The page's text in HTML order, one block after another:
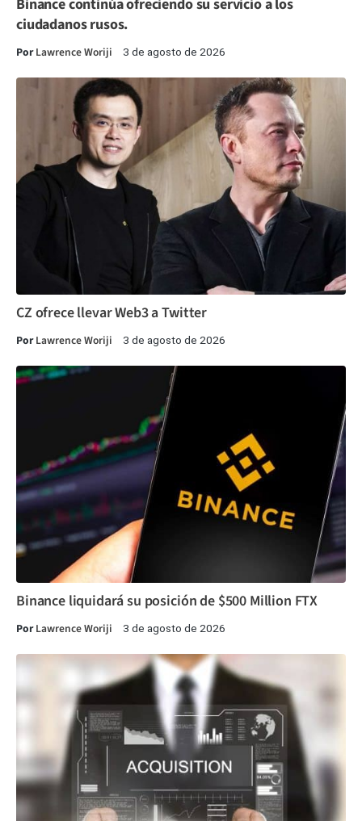
Binance continúa ofreciendo su servicio a los
ciudadanos rusos.
PorLawrence Woriji 3 de agosto de 2026
CZ ofrece llevar Web3 a Twitter
PorLawrence Woriji 3 de agosto de 2026
Binance liquidará su posición de $500 Million FTX
PorLawrence Woriji 3 de agosto de 2026